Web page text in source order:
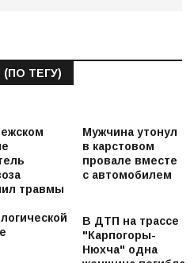
ТЕГУ)
травмы
Мужчина утонул
в карстовом
провале вместе
с автомобилем
В ДТП на трассе
"Карпогоры-
Нюхча" одна